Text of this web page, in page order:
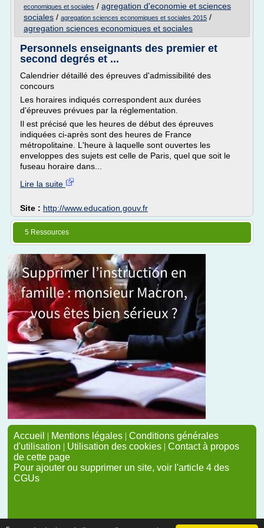
economiques et sociales / agregation d'economie et sciences
sociales / agregation sciences economiques et sociales 2015 /
agregation sciences economiques et sociales
Personnels enseignants des premier et
second degrés et ...
Calendrier détaillé des épreuves d'admissibilité des
concours
Les horaires indiqués correspondent aux durées
d'épreuves prévues par la réglementation.
Il est précisé que les heures de début des épreuves
indiquées ci-après sont des heures de France
métropolitaine. L'heure à laquelle sont ouvertes les
enveloppes des sujets est celle de Paris, quel que soit le
fuseau horaire dans...
Lire la suite
Site : http://www.education.gouv.fr
5 Ressources
Accueil | Mentions légales | Conditions générales
d'utilisation | Utilisation des cookies | Contact à propos
de cette page
Pour ajouter ou supprimer un site, voir l'article 4 des
CGUs